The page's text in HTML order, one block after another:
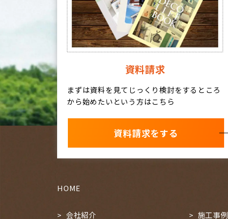
資料請求
まずは資料を見てじっくり検討をするところ
から始めたいという方はこちら
資料請求をする
HOME
会社紹介 施工事例